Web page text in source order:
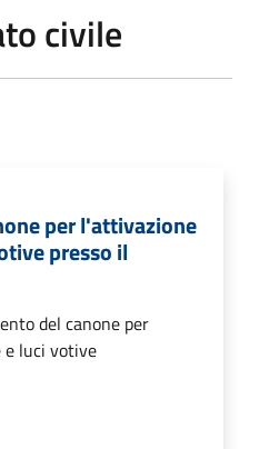
civile
per l'attivazione
presso il
del canone per
e luci votive